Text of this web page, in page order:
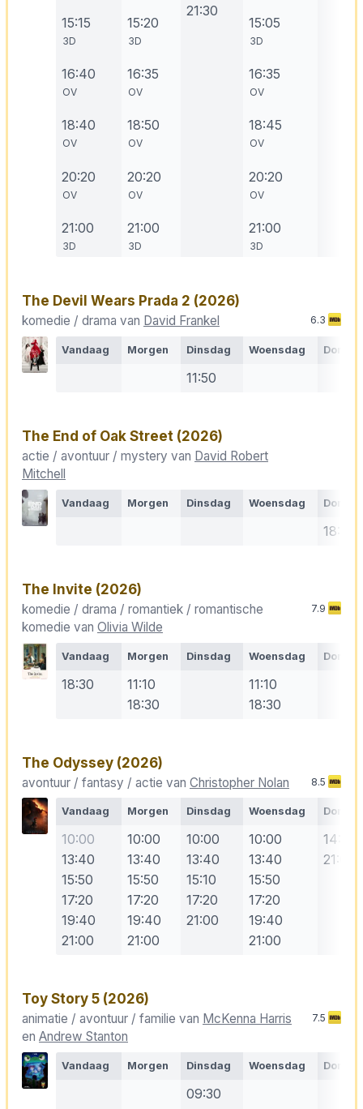
15:15
3D
16:40
OV
18:40
OV
20:20
OV
21:00
3D
15:20
3D
16:35
OV
18:50
OV
20:20
OV
21:00
3D
21:30
15:05
3D
16:35
OV
18:45
OV
20:20
OV
21:00
3D
The Devil Wears Prada 2 (2026)
komedie / drama van David Frankel 6.3
Vandaag Morgen Dinsdag Woensdag
11:50
The End of Oak Street (2026)
actie / avontuur / mystery van David Robert
Mitchell
Vandaag Morgen Dinsdag Woensdag
18:30
The Invite (2026)
komedie / drama / romantiek / romantische
komedie van Olivia Wilde
7.9
Vandaag Morgen Dinsdag Woensdag
18:30
11:10
18:30
11:10
18:30
The Odyssey (2026)
avontuur / fantasy / actie van Christopher Nolan 8.5
Vandaag Morgen Dinsdag Woensdag
10:00
13:40
15:50
17:20
19:40
21:00
10:00
13:40
15:50
17:20
19:40
21:00
10:00
13:40
15:10
17:20
21:00
10:00
13:40
15:50
17:20
19:40
21:00
14:50
21:00
Toy Story 5 (2026)
animatie / avontuur / familie van McKenna Harris
en Andrew Stanton
7.5
Vandaag Morgen Dinsdag Woensdag
09:30